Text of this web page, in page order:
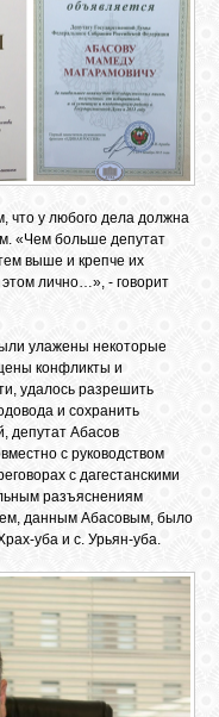
что у любого дела должна
«Чем больше депутат
выше и крепче их
лично…», - говорит
улажены некоторые
конфликты и
удалось разрешить
и сохранить
депутат Абасов
с руководством
с дагестанскими
разъяснениям
данным Абасовым, было
уба и с. Урьян-уба.